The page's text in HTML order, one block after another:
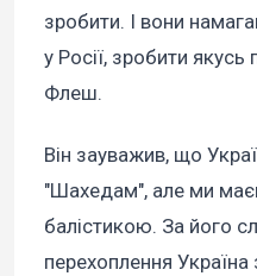
зробити. І вони
у Росії, зробити
Флеш.
Він зауважив, що
"Шахедам", але ми
балістикою. За його
перехоплення Україна